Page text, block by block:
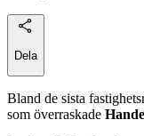
Dela
Bland de sista
som överraskade